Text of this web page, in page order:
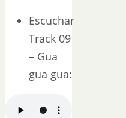
Escuchar
Track 09
– Gua
gua gua: